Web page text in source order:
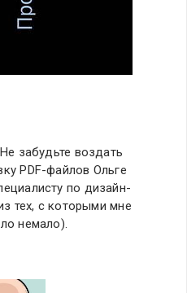
забудьте воздать
PDF-файлов Ольге
по дизайн-
тех, с которыми мне
немало).